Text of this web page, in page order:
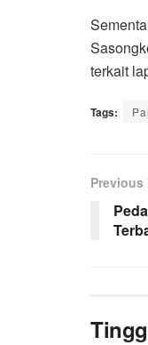
terkait
Tags:
Previous